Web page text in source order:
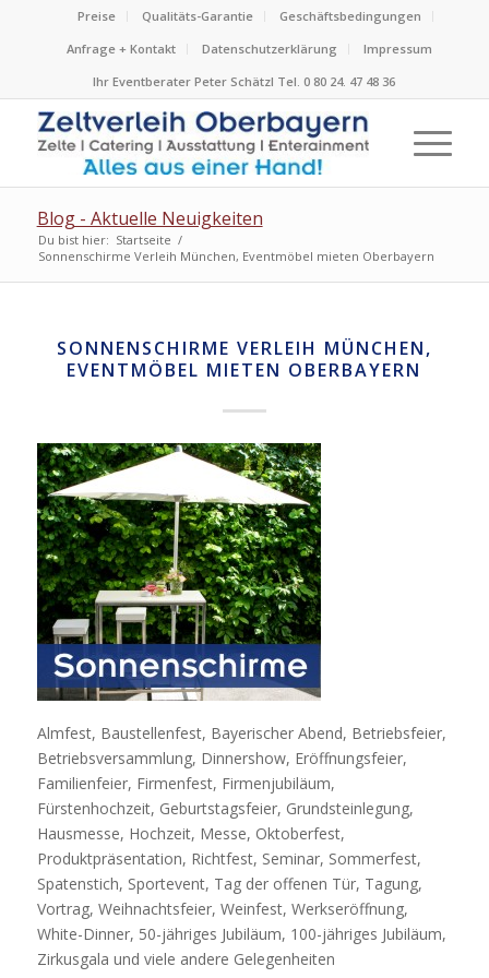
Preise Qualitäts-Garantie
Geschäftsbedingungen
Anfrage + Kontakt
Datenschutzerklärung
Impressum
Ihr Eventberater Peter Schätzl Tel. 0 80 24. 47 48 36
Blog - Aktuelle Neuigkeiten
Du bist hier: Startseite /
Sonnenschirme Verleih München, Eventmöbel mieten Oberbayern
SONNENSCHIRME VERLEIH MÜNCHEN,
EVENTMÖBEL MIETEN OBERBAYERN
Almfest, Baustellenfest, Bayerischer Abend, Betriebsfeier,
Betriebsversammlung, Dinnershow, Eröffnungsfeier,
Familienfeier, Firmenfest, Firmenjubiläum,
Fürstenhochzeit, Geburtstagsfeier, Grundsteinlegung,
Hausmesse, Hochzeit, Messe, Oktoberfest,
Produktpräsentation, Richtfest, Seminar, Sommerfest,
Spatenstich, Sportevent, Tag der offenen Tür, Tagung,
Vortrag, Weihnachtsfeier, Weinfest, Werkseröffnung,
White-Dinner, 50-jähriges Jubiläum, 100-jähriges Jubiläum,
Zirkusgala und viele andere Gelegenheiten